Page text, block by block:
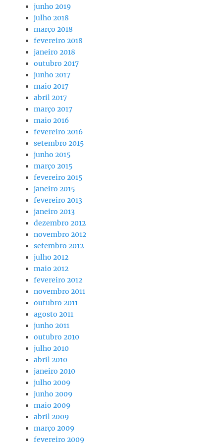
junho 2019
julho 2018
março 2018
fevereiro 2018
janeiro 2018
outubro 2017
junho 2017
maio 2017
abril 2017
março 2017
maio 2016
fevereiro 2016
setembro 2015
junho 2015
março 2015
fevereiro 2015
janeiro 2015
fevereiro 2013
janeiro 2013
dezembro 2012
novembro 2012
setembro 2012
julho 2012
maio 2012
fevereiro 2012
novembro 2011
outubro 2011
agosto 2011
junho 2011
outubro 2010
julho 2010
abril 2010
janeiro 2010
julho 2009
junho 2009
maio 2009
abril 2009
março 2009
fevereiro 2009